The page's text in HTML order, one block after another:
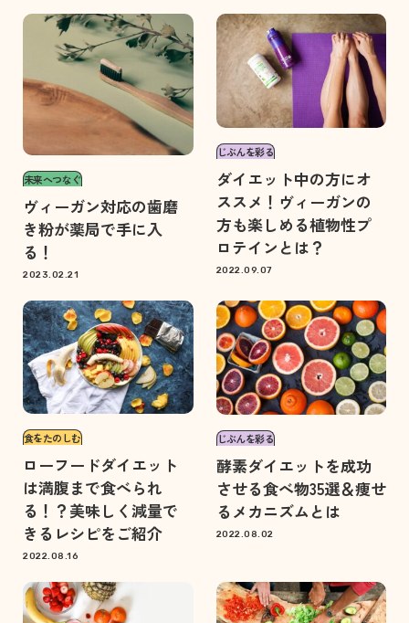
未来へつなぐ
ヴィーガン対応の歯磨
き粉が薬局で手に入
る！
2023.02.21
じぶんを彩る
ダイエット中の方にオ
ススメ！ヴィーガンの
方も楽しめる植物性プ
ロテインとは？
2022.09.07
食をたのしむ
ローフードダイエット
は満腹まで食べられ
る！？美味しく減量で
きるレシピをご紹介
2022.08.16
じぶんを彩る
酵素ダイエットを成功
させる食べ物35選＆痩せ
るメカニズムとは
2022.08.02